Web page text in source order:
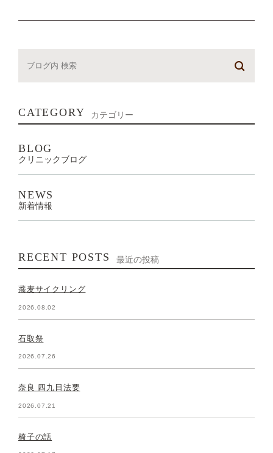
CATEGORY カテゴリー
BLOG
クリニックブログ
NEWS
新着情報
RECENT POSTS 最近の投稿
蕎麦サイクリング
2026.08.02
石取祭
2026.07.26
奈良 四九日法要
2026.07.21
椅子の話